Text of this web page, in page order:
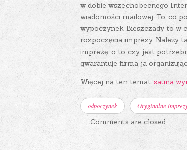
w dobie wszechobecnego
wiadomości mailowej. To, co
wypoczynek Bieszczady to w
rozpoczęcia imprezy. Należy
imprezę, o to czy jest
gwarantuje firma ja
Więcej na ten temat: sauna
odpoczynek Oryginalne
Comments are closed.